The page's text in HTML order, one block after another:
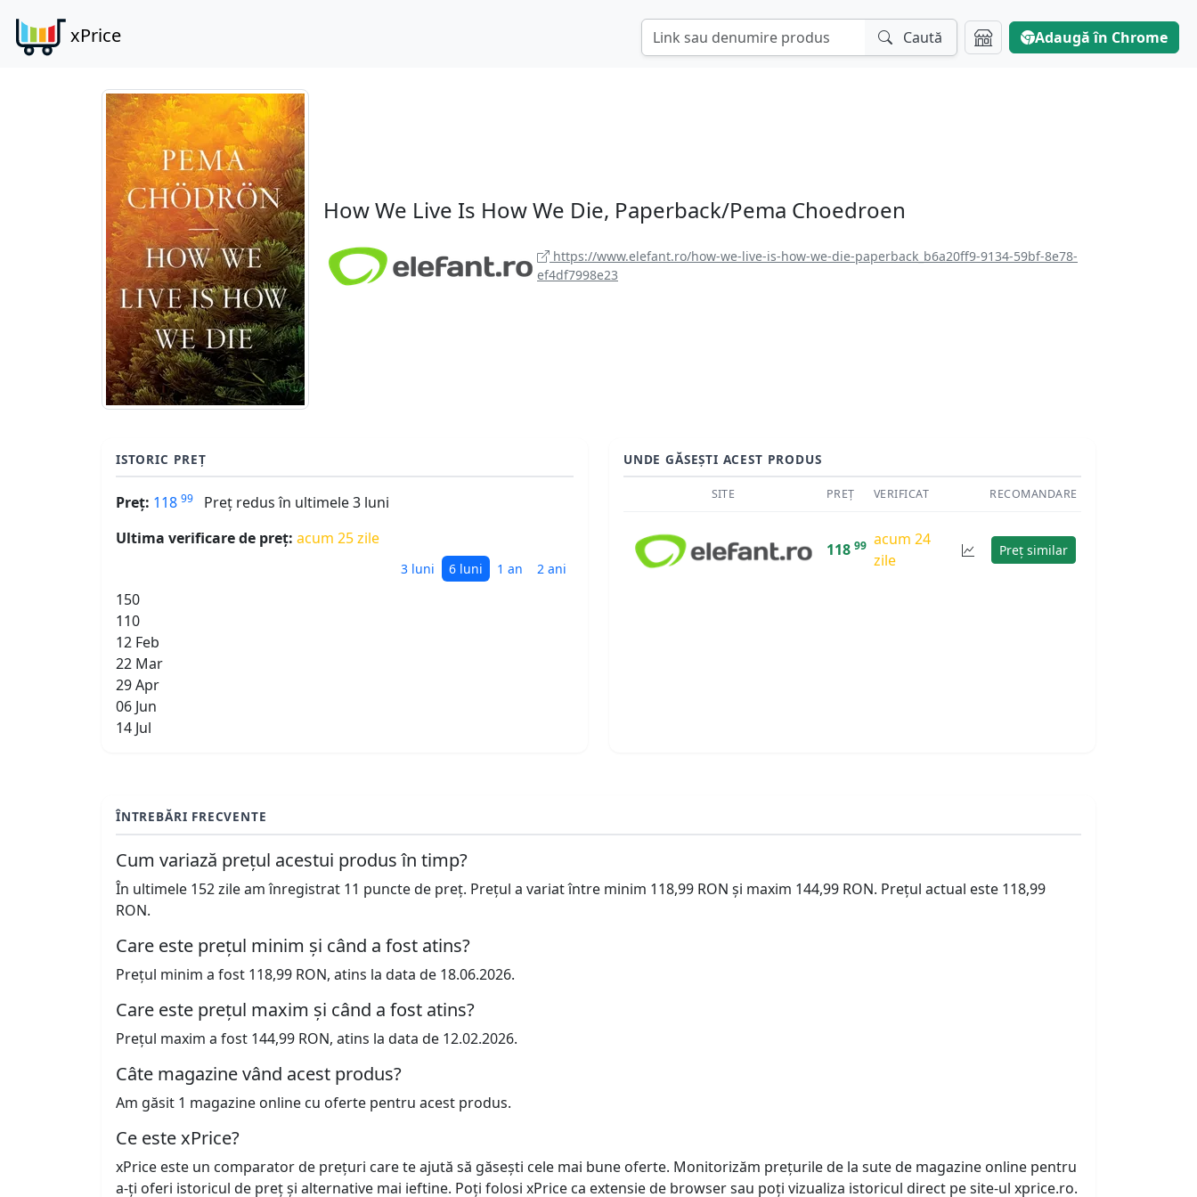
xPrice Caută Adaugă în Chrome
How We Live Is How We Die, Paperback/Pema Choedroen
https://www.elefant.ro/how-we-live-is-how-we-die-paperback_b6a20ff9-9134-59bf-8e78-
ef4df7998e23
ISTORIC PREȚ
Preț: 118 99
Preț redus în ultimele 3 luni
Ultima verificare de preț: acum 25 zile
3 luni 6 luni 1 an 2 ani
150
110
12 Feb
22 Mar
29 Apr
06 Jun
14 Jul
UNDE GĂSEȘTI ACEST PRODUS
SITE PREȚ VERIFICAT RECOMANDARE
118 99 acum 24
zile
Preț similar
ÎNTREBĂRI FRECVENTE
Cum variază prețul acestui produs în timp?
În ultimele 152 zile am înregistrat 11 puncte de preț. Prețul a variat între minim 118,99 RON și maxim 144,99 RON. Prețul actual este 118,99
RON.
Care este prețul minim și când a fost atins?
Prețul minim a fost 118,99 RON, atins la data de 18.06.2026.
Care este prețul maxim și când a fost atins?
Prețul maxim a fost 144,99 RON, atins la data de 12.02.2026.
Câte magazine vând acest produs?
Am găsit 1 magazine online cu oferte pentru acest produs.
Ce este xPrice?
xPrice este un comparator de prețuri care te ajută să găsești cele mai bune oferte. Monitorizăm prețurile de la sute de magazine online pentru
a-ți oferi istoricul de preț și alternative mai ieftine. Poți folosi xPrice ca extensie de browser sau poți vizualiza istoricul direct pe site-ul xprice.ro.